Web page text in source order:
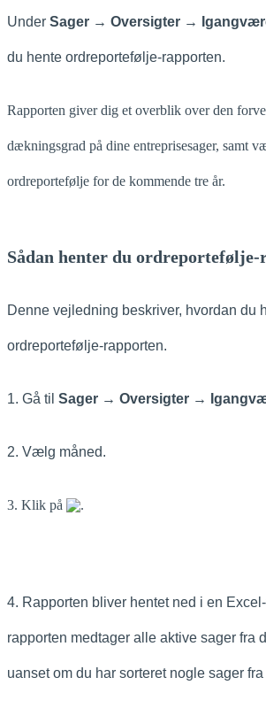
Under Sager → Oversigter →
du hente ordreportefølje-rapporten.
Rapporten giver dig et overblik over den
dækningsgrad på dine entreprisesager, samt
ordreportefølje for de kommende tre år.
Sådan henter du ordreportefølje-
Denne vejledning beskriver, hvordan du
ordreportefølje-rapporten.
1. Gå til Sager → Oversigter →
2. Vælg måned.
3. Klik på .
4. Rapporten bliver hentet ned i en
rapporten medtager alle aktive sager fra
uanset om du har sorteret nogle sager